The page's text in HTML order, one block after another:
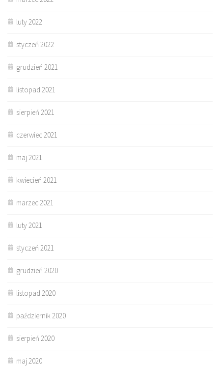
luty 2022
styczeń 2022
grudzień 2021
listopad 2021
sierpień 2021
czerwiec 2021
maj 2021
kwiecień 2021
marzec 2021
luty 2021
styczeń 2021
grudzień 2020
listopad 2020
październik 2020
sierpień 2020
maj 2020